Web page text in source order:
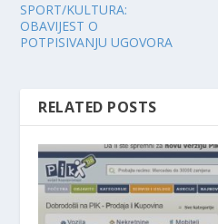
SPORT/KULTURA:
OBAVIJEST O
POTPISIVANJU UGOVORA
RELATED POSTS